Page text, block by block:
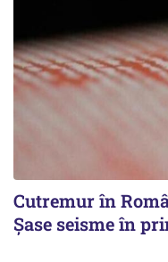
Cutremur în
Șase seisme în